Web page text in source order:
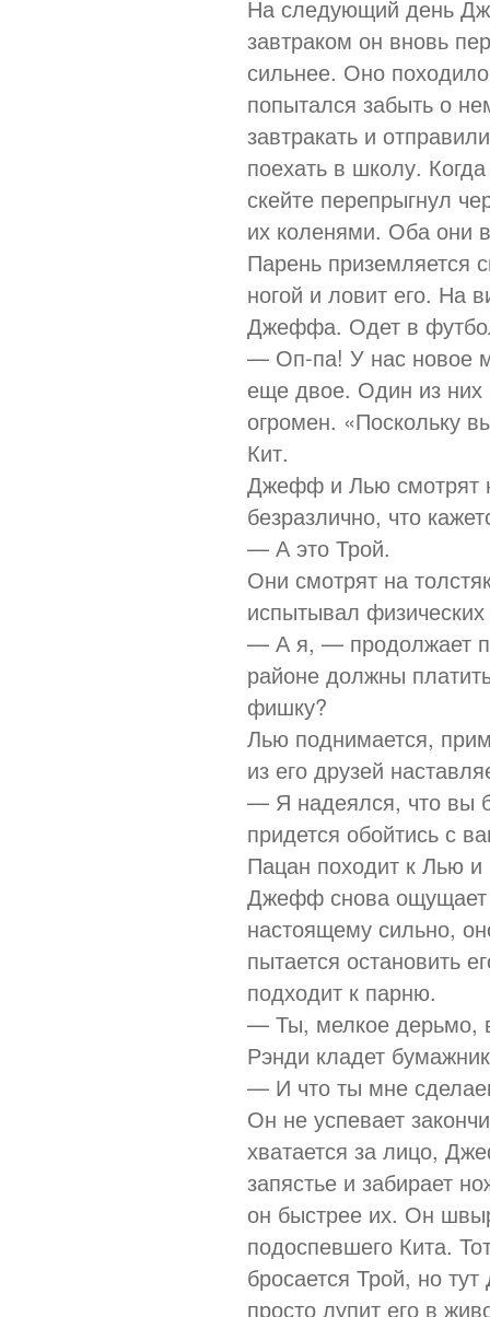
На следующий день
завтраком он вновь
сильнее. Оно
попытался забыть о
завтракать и
поехать в школу.
скейте перепрыгнул
их коленями. Оба они
Парень приземляется
ногой и ловит его. На
Джеффа. Одет в
— Оп-па! У нас новое
еще двое. Один из них
огромен. «Поскольку
Кит.
Джефф и Лью смотрят
безразлично, что
— А это Трой.
Они смотрят на
испытывал физических
— А я, — продолжает
районе должны
фишку?
Лью поднимается,
из его друзей
— Я надеялся, что вы
придется обойтись с
Пацан походит к Лью и
Джефф снова ощущает
настоящему сильно,
пытается остановить
подходит к парню.
— Ты, мелкое дерьмо,
Рэнди кладет
— И что ты мне
Он не успевает
хватается за лицо,
запястье и забирает
он быстрее их. Он
подоспевшего Кита.
бросается Трой, но
просто лупит его в